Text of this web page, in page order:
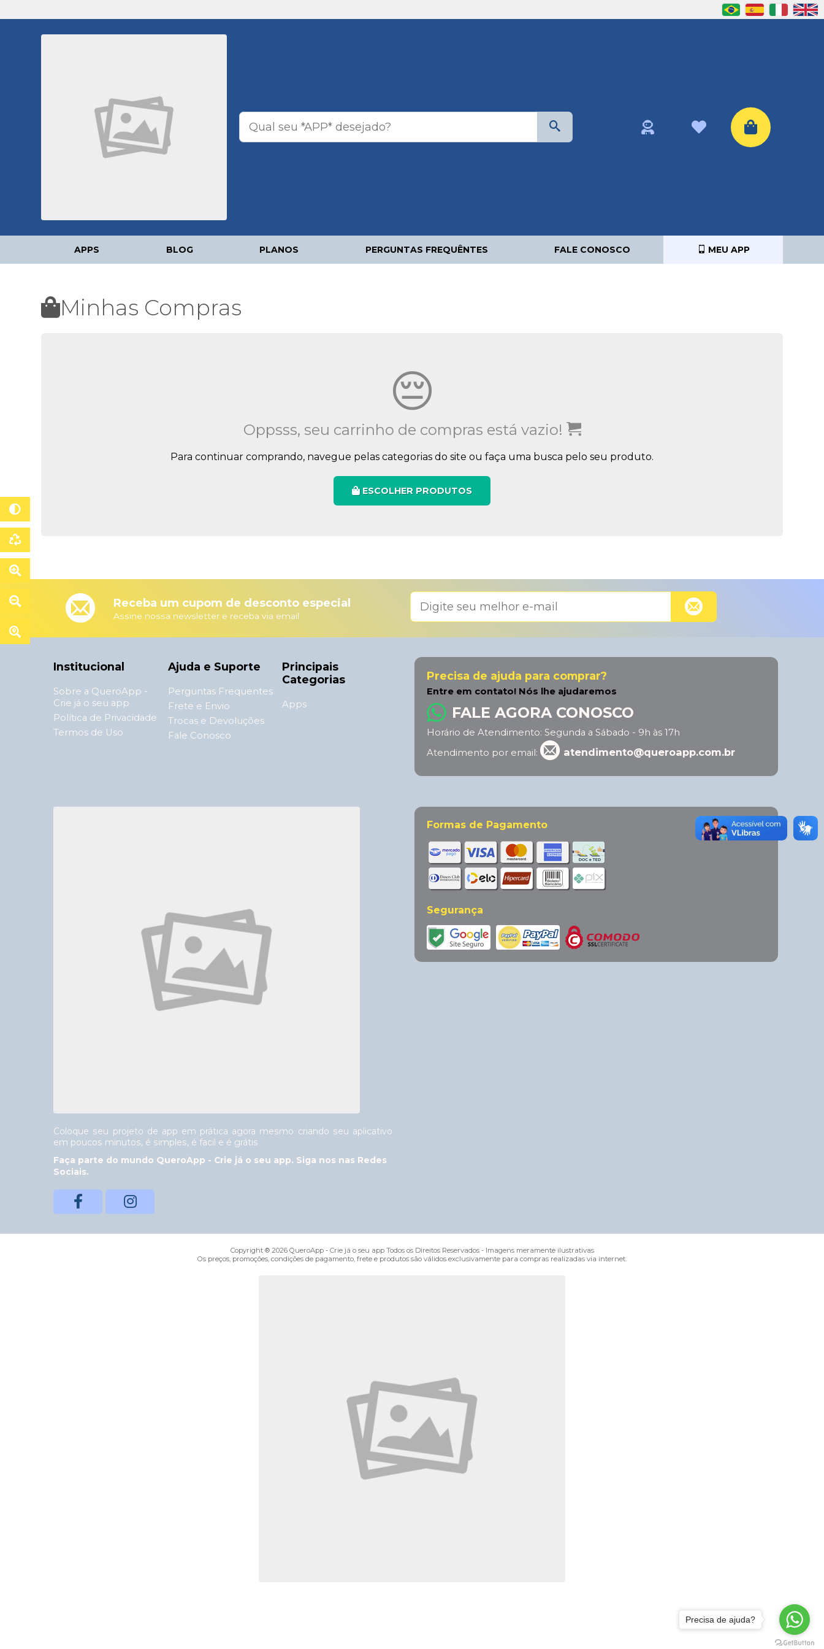
APPS BLOG PLANOS PERGUNTAS FREQUÊNTES FALE CONOSCO MEU APP
Minhas Compras
😔
Oppsss, seu carrinho de compras está vazio!
Para continuar comprando, navegue pelas categorias do site ou faça uma busca pelo seu produto.
ESCOLHER PRODUTOS
Receba um cupom de desconto especial
Assine nossa newsletter e receba via email
Institucional
Sobre a QueroApp -
Crie já o seu app
Política de Privacidade
Termos de Uso
Ajuda e Suporte
Perguntas Frequentes
Frete e Envio
Trocas e Devoluções
Fale Conosco
Principais
Categorias
Apps
Precisa de ajuda para comprar?
Entre em contato! Nós lhe ajudaremos
FALE AGORA CONOSCO
Horário de Atendimento: Segunda a Sábado - 9h às 17h
Atendimento por email:
atendimento@queroapp.com.br
Coloque seu projeto de app em prática agora mesmo criando seu aplicativo
em poucos minutos, é simples, é facil e é grátis
Faça parte do mundo QueroApp - Crie já o seu app. Siga nos nas Redes
Sociais.
Formas de Pagamento
Segurança
Copyright ® 2026 QueroApp - Crie já o seu app Todos os Direitos Reservados - Imagens meramente ilustrativas
Os preços, promoções, condições de pagamento, frete e produtos são válidos exclusivamente para compras realizadas via internet.
Precisa de ajuda?